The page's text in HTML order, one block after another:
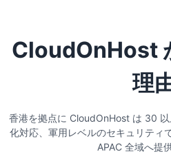
CloudOnHost
理
香港を拠点に CloudOnHost は 30
化対応、軍用レベルのセキュリティ
APAC 全域へ提